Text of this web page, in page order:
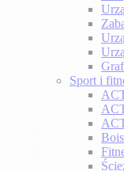
Sport i